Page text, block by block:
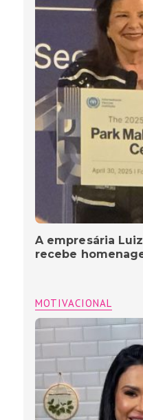
A empresária
recebe
MOTIVACIONAL